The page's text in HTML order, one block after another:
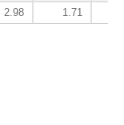
2.98 1.71